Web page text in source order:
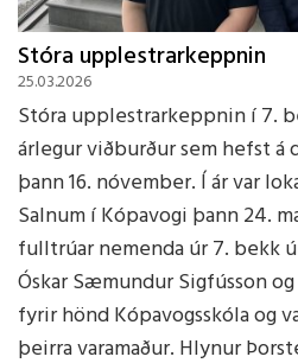
Stóra upplestrarkeppnin
25.03.2026
Stóra upplestrarkeppnin í 7.
árlegur viðburður sem hefst á
þann 16. nóvember. Í ár var
Salnum í Kópavogi þann 24.
fulltrúar nemenda úr 7. bekk
Óskar Sæmundur Sigfússon
fyrir hönd Kópavogsskóla og
þeirra varamaður. Hlynur